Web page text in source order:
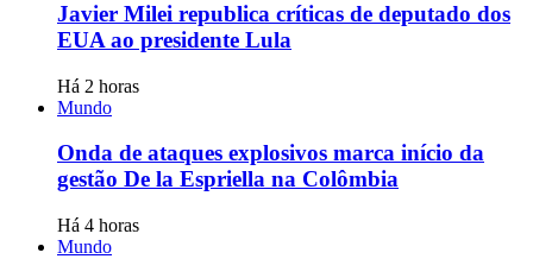
Javier Milei republica críticas de deputado dos
EUA ao presidente Lula
Há 2 horas
Mundo
Onda de ataques explosivos marca início da
gestão De la Espriella na Colômbia
Há 4 horas
Mundo